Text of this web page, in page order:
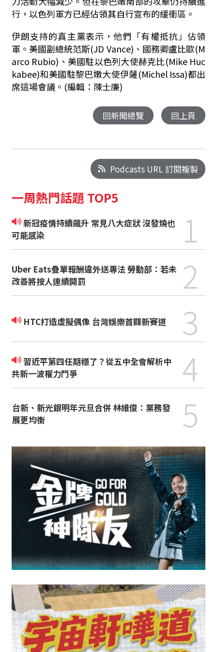
行，以色列軍方已經佔領其自行宣布的緩衝區。
伊朗支持的真主黨表示，他們「有權抵抗」佔領
軍。美國副總統范斯(JD Vance)、國務卿盧比歐(M
arco Rubio)、美國駐以色列大使赫克比(Mike Huc
kabee)和美國駐黎巴嫩大使伊薩(Michel Issa)都出
席這場會議。(編輯：陳士廉)
回新聞總覽 回上頁
Podcasts URL 訂閱複製
一周熱門話題 TOP5
新冠疫情持續飆升 常見八大症狀 沒發燒也
可能感染
1
Uber Eats疊單報酬違外送專法 勞動部：若未
改善將按人連續開罰
2
HTC打造虛擬偶像 台灣娛樂首闢新賽道 3
習近平第四任期穩了？從五中全會解析中
共新一波權力鬥爭
4
台新、新光銀明年元旦合併 林維俊：業務發
展更均衡
5